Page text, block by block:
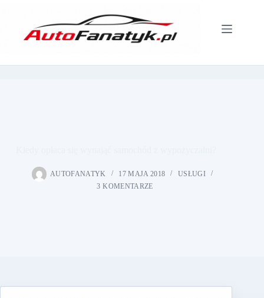
AUTOFANATYK 17 MAJA 2018
USŁUGI
3 KOMENTARZE